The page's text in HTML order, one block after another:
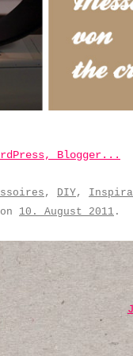
, DIY,
10. August 2011 .